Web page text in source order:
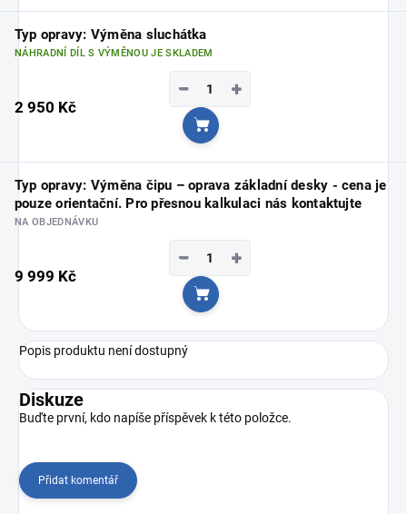
Typ opravy: Výměna sluchátka
NÁHRADNÍ DÍL S VÝMĚNOU JE SKLADEM
2 950 Kč
+
−
Do košíku
Typ opravy: Výměna čipu – oprava základní desky - cena je
pouze orientační. Pro přesnou kalkulaci nás kontaktujte
NA OBJEDNÁVKU
9 999 Kč
+
−
Do košíku
Popis produktu není dostupný
Diskuze
Buďte první, kdo napíše příspěvek k této položce.
Přidat komentář